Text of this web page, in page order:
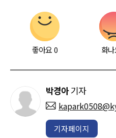
좋아요0 화
박경아기자
기자페이지